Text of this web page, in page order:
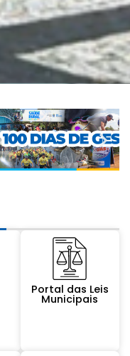
Portal das Leis
Municipais